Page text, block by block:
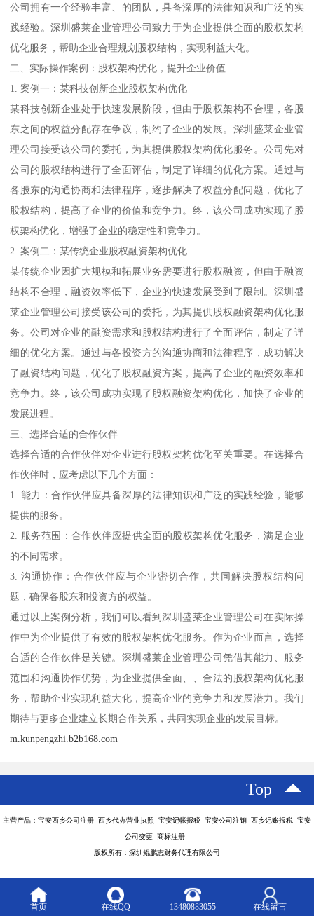
公司拥有一个经验丰富、的团队，具备深厚的法律知识和广泛的实
践经验。深圳盛莱企业管理公司致力于为企业提供全面的股权架构
优化服务，帮助企业合理规划股权结构，实现利益大化。
二、实际操作案例：股权架构优化，提升企业价值
1. 案例一：某科技创新企业股权架构优化
某科技创新企业处于快速发展阶段，但由于股权架构不合理，各股
东之间的权益分配存在争议，制约了企业的发展。深圳盛莱企业管
理公司接受该公司的委托，为其提供股权架构优化服务。公司先对
公司的股权结构进行了全面评估，制定了详细的优化方案。通过与
各股东的沟通协商和法律程序，逐步解决了权益分配问题，优化了
股权结构，提高了企业的价值和竞争力。终，该公司成功实现了股
权架构优化，增强了企业的稳定性和竞争力。
2. 案例二：某传统企业股权融资架构优化
某传统企业因扩大规模和拓展业务需要进行股权融资，但由于融资
结构不合理，融资效率低下，企业的快速发展受到了限制。深圳盛
莱企业管理公司接受该公司的委托，为其提供股权融资架构优化服
务。公司对企业的融资需求和股权结构进行了全面评估，制定了详
细的优化方案。通过与各投资方的沟通协商和法律程序，成功解决
了融资结构问题，优化了股权融资方案，提高了企业的融资效率和
竞争力。终，该公司成功实现了股权融资架构优化，加快了企业的
发展进程。
三、选择合适的合作伙伴
选择合适的合作伙伴对企业进行股权架构优化至关重要。在选择合
作伙伴时，应考虑以下几个方面：
1. 能力：合作伙伴应具备深厚的法律知识和广泛的实践经验，能够
提供的服务。
2. 服务范围：合作伙伴应提供全面的股权架构优化服务，满足企业
的不同需求。
3. 沟通协作：合作伙伴应与企业密切合作，共同解决股权结构问
题，确保各股东和投资方的权益。
通过以上案例分析，我们可以看到深圳盛莱企业管理公司在实际操
作中为企业提供了有效的股权架构优化服务。作为企业而言，选择
合适的合作伙伴是关键。深圳盛莱企业管理公司凭借其能力、服务
范围和沟通协作优势，为企业提供全面、、合法的股权架构优化服
务，帮助企业实现利益大化，提高企业的竞争力和发展潜力。我们
期待与更多企业建立长期合作关系，共同实现企业的发展目标。
m.kunpengzhi.b2b168.com
Top
主营产品：宝安西乡公司注册 西乡代办营业执照 宝安记帐报税 宝安公司注销 西乡记账报税 宝安
公司变更 商标注册
版权所有：深圳鲲鹏志财务代理有限公司
首页 在线QQ 13480883055 在线留言